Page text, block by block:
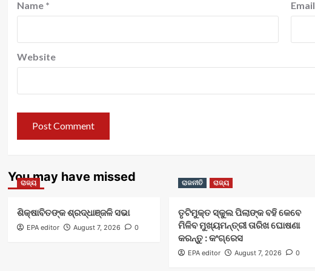
Name * Email
Website
You may have missed
ରାଜ୍ୟ
ଶିକ୍ଷାବିତଙ୍କ ଶ୍ରଦ୍ଧାଞ୍ଜଳି ସଭା
EPA editor August 7, 2026 0
ରାଜନୀତି ରାଜ୍ୟ
ତୃଟିମୁକ୍ତ ସ୍କୁଲ ପିଲାଙ୍କ ବହି କେବେ
ମିଳିବ ମୁଖ୍ୟମନ୍ତ୍ରୀ ତାରିଖ ଘୋଷଣା
କରନ୍ତୁ : କଂଗ୍ରେସ
EPA editor August 7, 2026 0